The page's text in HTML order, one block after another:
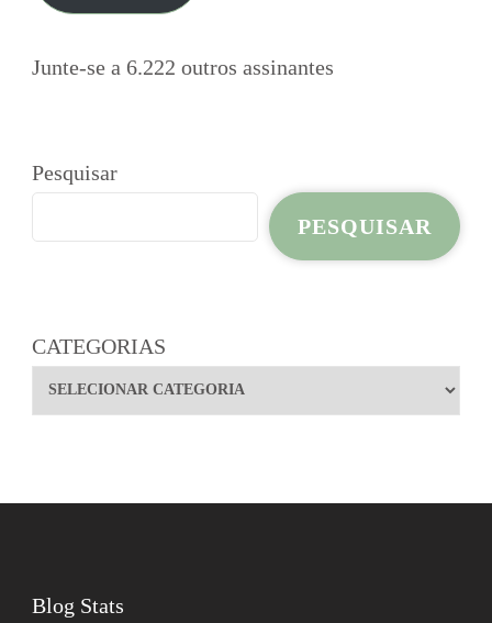
Junte-se a 6.222 outros assinantes
Pesquisar
PESQUISAR
CATEGORIAS
Blog Stats